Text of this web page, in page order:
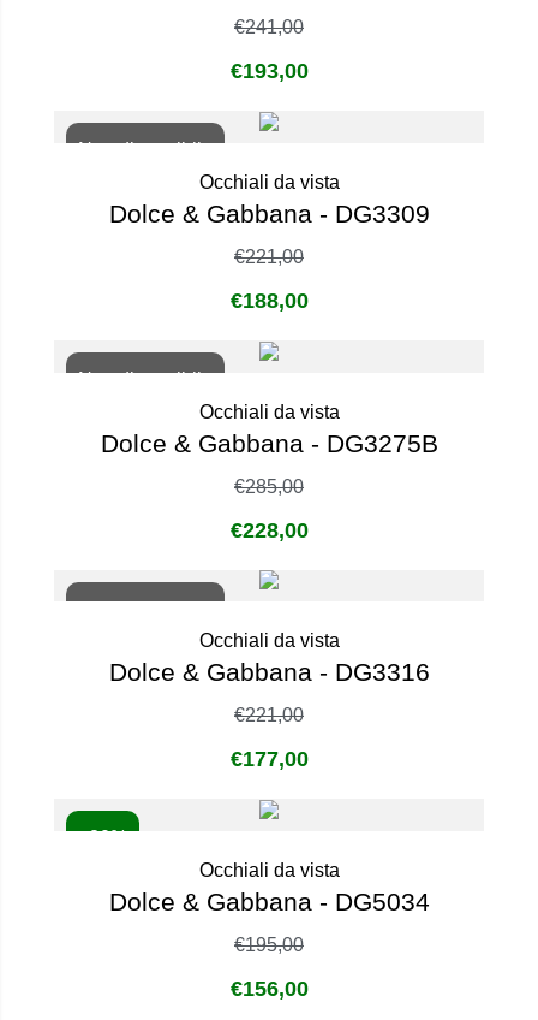
€241,00
€193,00
Non disponibile
Occhiali da vista
Dolce & Gabbana - DG3309
€221,00
€188,00
Non disponibile
Occhiali da vista
Dolce & Gabbana - DG3275B
€285,00
€228,00
Occhiali da vista
Dolce & Gabbana - DG3316
€221,00
€177,00
Occhiali da vista
Dolce & Gabbana - DG5034
€195,00
€156,00